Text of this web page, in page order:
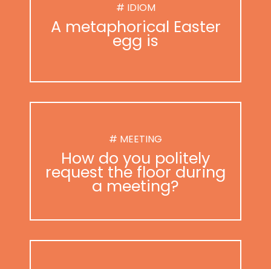
# IDIOM
A metaphorical Easter
egg is
# MEETING
How do you politely
request the floor during
a meeting?